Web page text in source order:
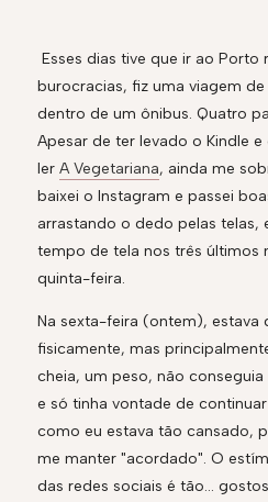
Esses dias tive que ir ao Porto
burocracias, fiz uma viagem
dentro de um ônibus. Quatro
Apesar de ter levado o Kindle
ler A Vegetariana, ainda me
baixei o Instagram e passei
arrastando o dedo pelas telas,
tempo de tela nos três últimos
quinta-feira.
Na sexta-feira (ontem), estava
fisicamente, mas
cheia, um peso, não
e só tinha vontade de
como eu estava tão cansado,
me manter "acordado". O
das redes sociais é tão...